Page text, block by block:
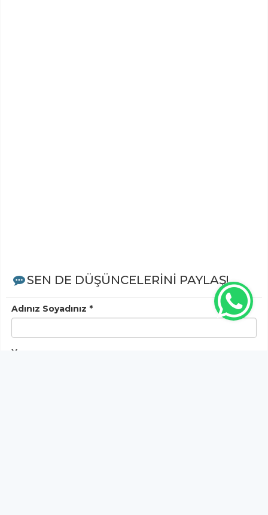
SEN DE DÜŞÜNCELERİNİ PAYLAŞ!
Adınız Soyadınız *
Yorum